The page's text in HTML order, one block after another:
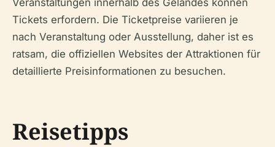
Tickets erfordern. Die Ticketpreise variieren je
nach Veranstaltung oder Ausstellung, daher ist es
ratsam, die offiziellen Websites der Attraktionen für
detaillierte Preisinformationen zu besuchen.
Reisetipps